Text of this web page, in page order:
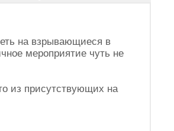
на взрывающиеся в
мероприятие чуть не
из присутствующих на